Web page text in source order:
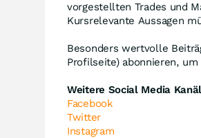
vorgestellten Trades und
Kursrelevante Aussagen
Besonders wertvolle
Profilseite) abonnieren,
Weitere Social Media
Facebook
Twitter
Instagram